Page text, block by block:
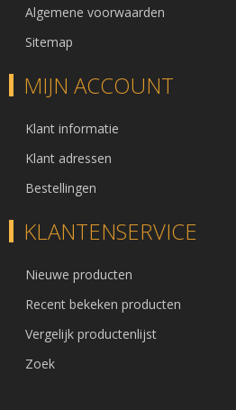
Algemene voorwaarden
Sitemap
MIJN ACCOUNT
Klant informatie
Klant adressen
Bestellingen
KLANTENSERVICE
Nieuwe producten
Recent bekeken producten
Vergelijk productenlijst
Zoek